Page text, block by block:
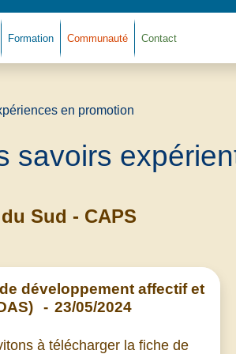
Formation Communauté Contact
savoirs
Sud - CAPS
développement affectif et
- 23/05/2024
à télécharger la fiche de